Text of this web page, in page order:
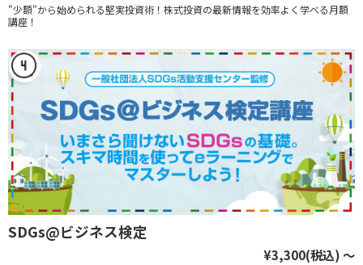
"少額"から始められる堅実投資術！株式投資の最新情報を効率よく学べる月額
講座！
SDGs@ビジネス検定
¥3,300(税込)～